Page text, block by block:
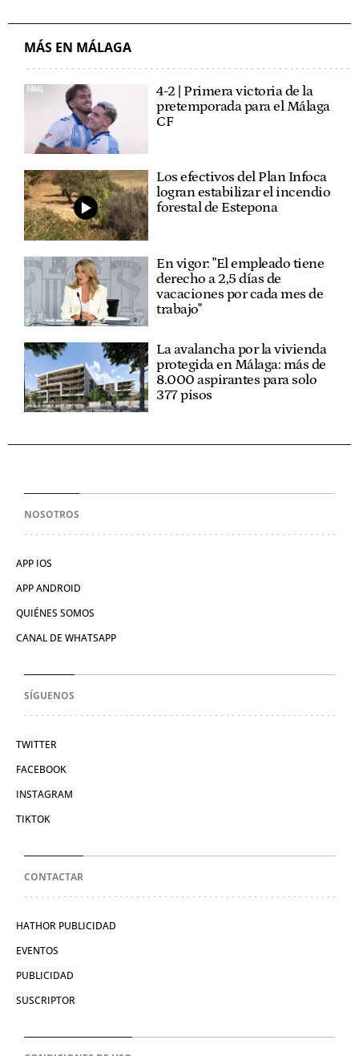
MÁS EN MÁLAGA
4-2 | Primera victoria de la
pretemporada para el Málaga
CF
Los efectivos del Plan Infoca
logran estabilizar el incendio
forestal de Estepona
En vigor: "El empleado tiene
derecho a 2,5 días de
vacaciones por cada mes de
trabajo"
La avalancha por la vivienda
protegida en Málaga: más de
8.000 aspirantes para solo
377 pisos
NOSOTROS
APP IOS
APP ANDROID
QUIÉNES SOMOS
CANAL DE WHATSAPP
SÍGUENOS
TWITTER
FACEBOOK
INSTAGRAM
TIKTOK
CONTACTAR
HATHOR PUBLICIDAD
EVENTOS
PUBLICIDAD
SUSCRIPTOR